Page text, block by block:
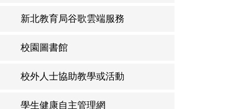
新北教育局谷歌雲端服務
校園圖書館
校外人士協助教學或活動
學生健康自主管理網